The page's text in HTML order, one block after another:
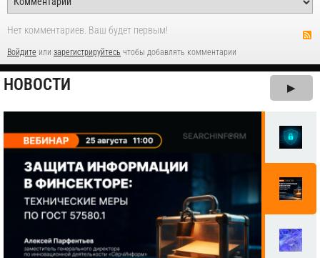
Нет комментариев. Ваш будет первым!
Войдите или зарегистрируйтесь чтобы добавлять комментарии
НОВОСТИ ▶